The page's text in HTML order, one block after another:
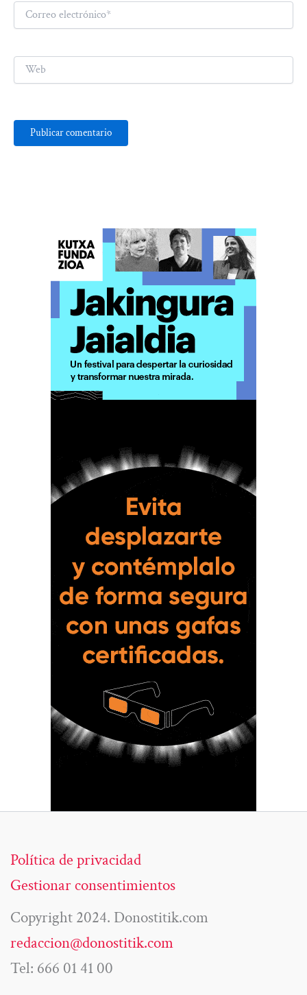
Correo
electrónico*
Web
Política de privacidad
Gestionar consentimientos
Copyright 2024. Donostitik.com
redaccion@donostitik.com
Tel: 666 01 41 00